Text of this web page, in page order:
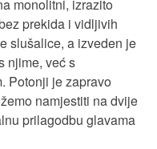
monolitni, izrazito
prekida i vidljivih
slušalice, a izveden je
njime, već s
Potonji je zapravo
namjestiti na dvije
prilagodbu glavama